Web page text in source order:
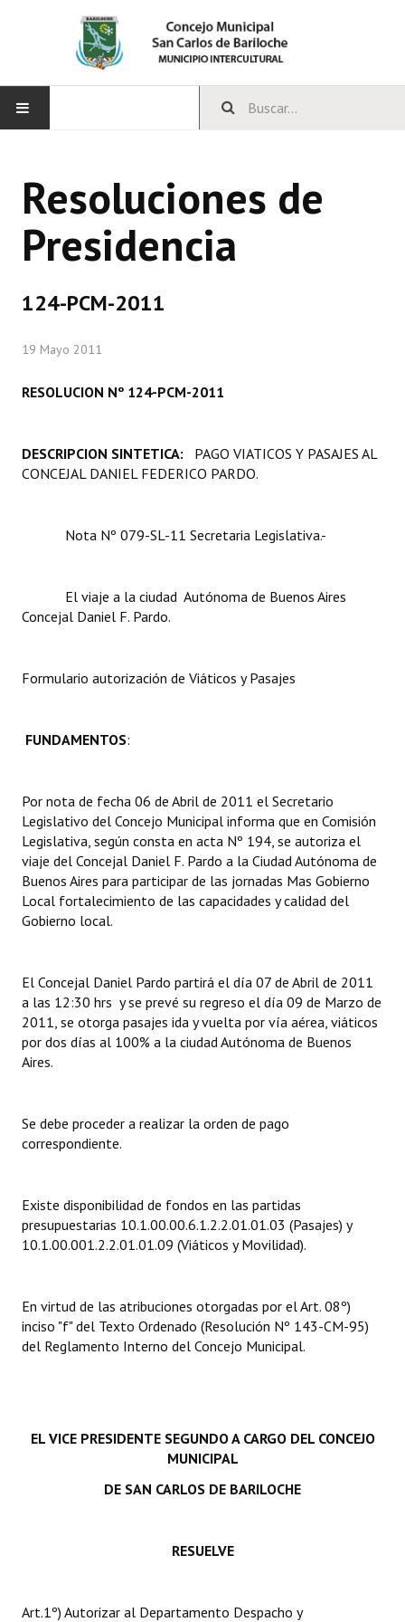
CONCEJO
Bloques Políticos
Comisiones Permanentes
Comisiones Especiales
Concejales Mandato Cumplido
LEGISLACIÓN
Constitución Provincial
Reglamento Interno
DOCUMENTOS
Proyectos Presentados
Dictámenes Asesoría Letrada
Actas de Sesión
Informes de Unidad Coordinadora
Actas de Audiencias Públicas
NORMATIVA
Resoluciones
INSTITUCIONAL
Noticias Destacadas
Registros y Distinciones
Audiencias Públicas - Registro
Mujeres que Dejaron Huellas - Registro
Resoluciones de
Presidencia
124-PCM-2011
19 Mayo 2011
RESOLUCION Nº 124-PCM-2011
DESCRIPCION SINTETICA: PAGO VIATICOS Y PASAJES AL
CONCEJAL DANIEL FEDERICO PARDO.
Nota Nº 079-SL-11 Secretaria Legislativa.-
El viaje a la ciudad Autónoma de Buenos Aires
Concejal Daniel F. Pardo.
Formulario autorización de Viáticos y Pasajes
FUNDAMENTOS:
Por nota de fecha 06 de Abril de 2011 el Secretario
Legislativo del Concejo Municipal informa que en Comisión
Legislativa, según consta en acta Nº 194, se autoriza el
viaje del Concejal Daniel F. Pardo a la Ciudad Autónoma de
Buenos Aires para participar de las jornadas Mas Gobierno
Local fortalecimiento de las capacidades y calidad del
Gobierno local.
El Concejal Daniel Pardo partirá el día 07 de Abril de 2011
a las 12:30 hrs y se prevé su regreso el día 09 de Marzo de
2011, se otorga pasajes ida y vuelta por vía aérea, viáticos
por dos días al 100% a la ciudad Autónoma de Buenos
Aires.
Se debe proceder a realizar la orden de pago
correspondiente.
Existe disponibilidad de fondos en las partidas
presupuestarias 10.1.00.00.6.1.2.2.01.01.03 (Pasajes) y
10.1.00.001.2.2.01.01.09 (Viáticos y Movilidad).
En virtud de las atribuciones otorgadas por el Art. 08º)
inciso "f" del Texto Ordenado (Resolución Nº 143-CM-95)
del Reglamento Interno del Concejo Municipal.
EL VICE PRESIDENTE SEGUNDO A CARGO DEL CONCEJO
MUNICIPAL
DE SAN CARLOS DE BARILOCHE
RESUELVE
Art.1º) Autorizar al Departamento Despacho y